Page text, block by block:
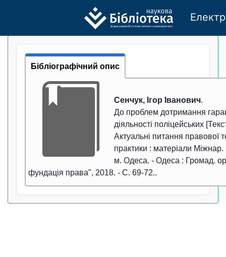
Державного бі отехно логічно го універси тету
Бібліографічний опис
Сенчук, Ігор Іванович.
До проблем дотримання
діяльності поліцейських
Актуальні питання правової
практики : матеріали Міжнар.
м. Одеса. - Одеса : Громад.
фундація права", 2018. - С. 69-72..